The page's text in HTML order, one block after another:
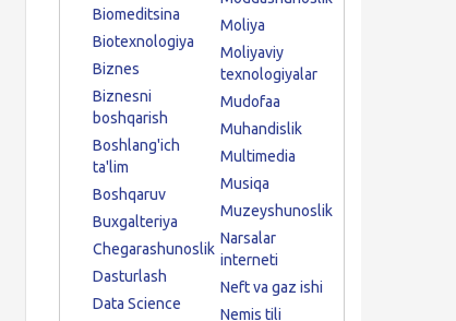
Biomeditsina
Biotexnologiya
Biznes
Biznesni
boshqarish
Boshlang'ich
ta'lim
Boshqaruv
Buxgalteriya
Chegarashunoslik
Dasturlash
Data Science
Moliya
Moliyaviy
texnologiyalar
Mudofaa
Muhandislik
Multimedia
Musiqa
Muzeyshunoslik
Narsalar
interneti
Neft va gaz ishi
Nemis tili